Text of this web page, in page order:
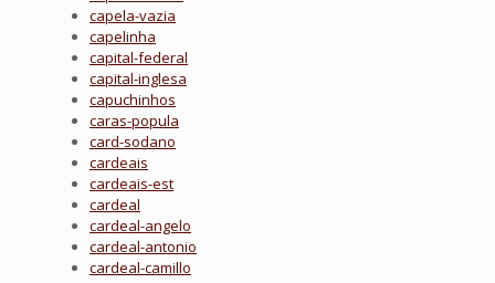
capela-vazia
capelinha
capital-federal
capital-inglesa
capuchinhos
caras-popula
card-sodano
cardeais
cardeais-est
cardeal
cardeal-angelo
cardeal-antonio
cardeal-camillo